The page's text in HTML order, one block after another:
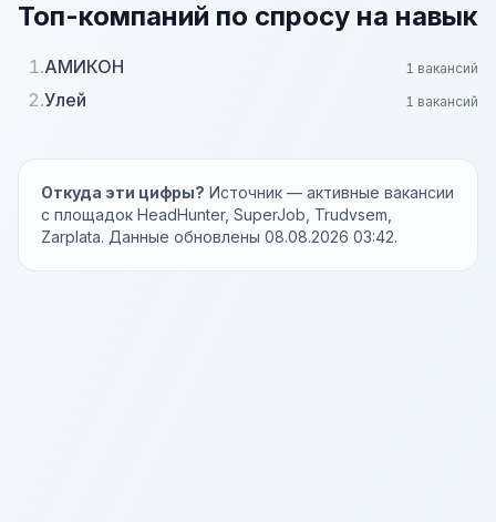
Топ-компаний по спросу на навык
1.АМИКОН 1 вакансий
2.Улей 1 вакансий
Откуда эти цифры? Источник — активные вакансии
с площадок HeadHunter, SuperJob, Trudvsem,
Zarplata. Данные обновлены 08.08.2026 03:42.